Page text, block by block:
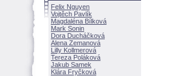
Felix Nguyen
Vojtěch Pavlík
Magdaléna Bílkov
Mark Sonin
Dora Ducháčkov
Alena Zemanov
Lilly Kollmerov
Tereza Polákov
Jakub Samek
Klára Fryčkov